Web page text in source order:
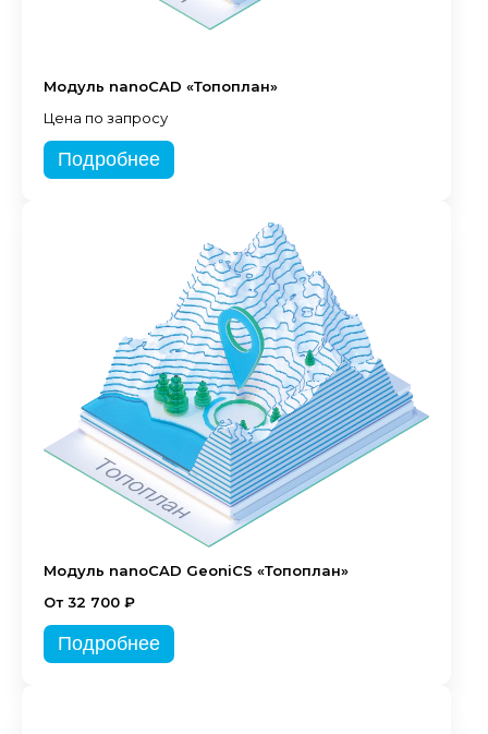
Модуль nanoCAD «Топоплан»
Цена по запросу
Подробнее
Модуль nanoCAD GeoniCS «Топоплан»
От 32 700 ₽
Подробнее